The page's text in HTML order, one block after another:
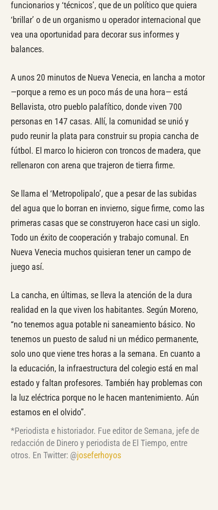
funcionarios y ‘técnicos’, que de un político que quiera
‘brillar’ o de un organismo u operador internacional que
vea una oportunidad para decorar sus informes y
balances.
A unos 20 minutos de Nueva Venecia, en lancha a motor
—porque a remo es un poco más de una hora— está
Bellavista, otro pueblo palafítico, donde viven 700
personas en 147 casas. Allí, la comunidad se unió y
pudo reunir la plata para construir su propia cancha de
fútbol. El marco lo hicieron con troncos de madera, que
rellenaron con arena que trajeron de tierra firme.
Se llama el ‘Metropolipalo’, que a pesar de las subidas
del agua que lo borran en invierno, sigue firme, como las
primeras casas que se construyeron hace casi un siglo.
Todo un éxito de cooperación y trabajo comunal. En
Nueva Venecia muchos quisieran tener un campo de
juego así.
La cancha, en últimas, se lleva la atención de la dura
realidad en la que viven los habitantes. Según Moreno,
“no tenemos agua potable ni saneamiento básico. No
tenemos un puesto de salud ni un médico permanente,
solo uno que viene tres horas a la semana. En cuanto a
la educación, la infraestructura del colegio está en mal
estado y faltan profesores. También hay problemas con
la luz eléctrica porque no le hacen mantenimiento. Aún
estamos en el olvido”.
*Periodista e historiador. Fue editor de Semana, jefe de
redacción de Dinero y periodista de El Tiempo, entre
otros. En Twitter: @joseferhoyos